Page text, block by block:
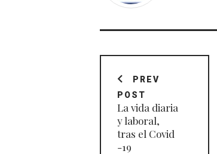
de
entradas
PREV
POST
La vida diaria
y laboral,
tras el Covid
-19